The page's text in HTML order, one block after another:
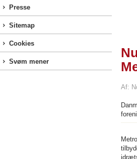
Presse
Sitemap
Cookies
Svøm mener
Af: